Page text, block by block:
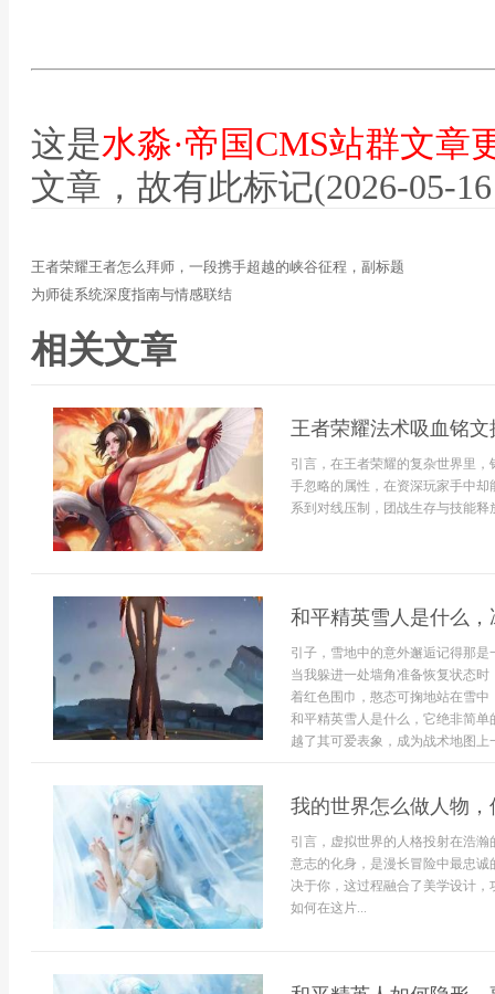
这是水淼·帝国CMS站群文章
文章，故有此标记(2026-05-
王者荣耀王者怎么拜师，一段携手超越的峡谷征程，副标题
为师徒系统深度指南与情感联结
相关文章
王者荣耀法术吸血铭
引言，在王者荣耀的复杂世界里
手忽略的属性，在资深玩家手中
系到对线压制，团战生存与技能释
和平精英雪人是什么
引子，雪地中的意外邂逅记得那
当我躲进一处墙角准备恢复状态
着红色围巾，憨态可掬地站在雪
和平精英雪人是什么，它绝非简
越了其可爱表象，成为战术地图上
我的世界怎么做人物
引言，虚拟世界的人格投射在浩
意志的化身，是漫长冒险中最忠
决于你，这过程融合了美学设计
如何在这片...